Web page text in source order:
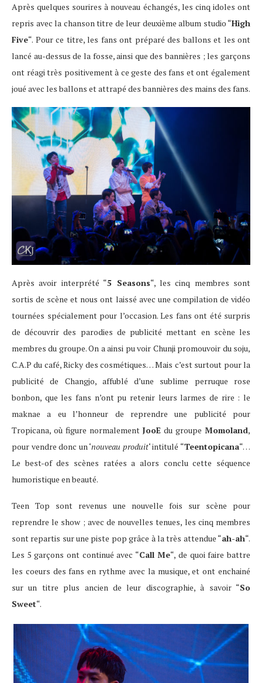
Après quelques sourires à nouveau échangés, les cinq idoles ont
repris avec la chanson titre de leur deuxième album studio “High
Five“. Pour ce titre, les fans ont préparé des ballons et les ont
lancé au-dessus de la fosse, ainsi que des bannières ; les garçons
ont réagi très positivement à ce geste des fans et ont également
joué avec les ballons et attrapé des bannières des mains des fans.
Après avoir interprété “5 Seasons“, les cinq membres sont
sortis de scène et nous ont laissé avec une compilation de vidéo
tournées spécialement pour l’occasion. Les fans ont été surpris
de découvrir des parodies de publicité mettant en scène les
membres du groupe. On a ainsi pu voir Chunji promouvoir du soju,
C.A.P du café, Ricky des cosmétiques… Mais c’est surtout pour la
publicité de Changjo, affublé d’une sublime perruque rose
bonbon, que les fans n’ont pu retenir leurs larmes de rire : le
maknae a eu l’honneur de reprendre une publicité pour
Tropicana, où figure normalement JooE du groupe Momoland,
pour vendre donc un ‘nouveau produit‘ intitulé “Teentopicana“…
Le best-of des scènes ratées a alors conclu cette séquence
humoristique en beauté.
Teen Top sont revenus une nouvelle fois sur scène pour
reprendre le show ; avec de nouvelles tenues, les cinq membres
sont repartis sur une piste pop grâce à la très attendue “ah-ah“.
Les 5 garçons ont continué avec “Call Me“, de quoi faire battre
les coeurs des fans en rythme avec la musique, et ont enchainé
sur un titre plus ancien de leur discographie, à savoir “So
Sweet“.